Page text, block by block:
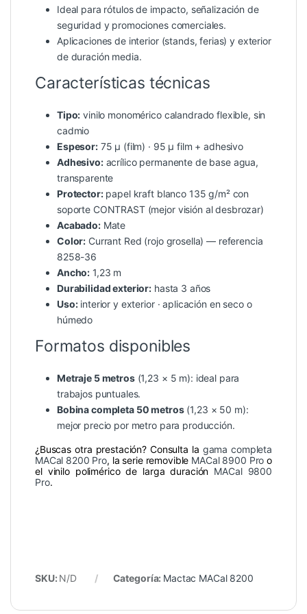
Ideal para rótulos de impacto, señalización de
seguridad y promociones comerciales.
Aplicaciones de interior (stands, ferias) y exterior
de duración media.
Características técnicas
Tipo: vinilo monomérico calandrado flexible, sin
cadmio
Espesor:75 µ (film) · 95 µ film + adhesivo
Adhesivo:acrílico permanente de base agua,
transparente
Protector:papel kraft blanco 135 g/m² con
soporte CONTRAST (mejor visión al desbrozar)
Acabado:Mate
Color: Currant Red (rojo grosella) — referencia
8258-36
Ancho: 1,23 m
Durabilidad exterior: hasta 3 años
Uso:interior y exterior · aplicación en seco o
húmedo
Formatos disponibles
Metraje 5 metros(1,23 × 5 m): ideal para
trabajos puntuales.
Bobina completa 50 metros(1,23 × 50 m):
mejor precio por metro para producción.
¿Buscas otra prestación? Consulta la gama completa
MACal 8200 Pro, la serie removible MACal 8900 Pro o
el vinilo polimérico de larga duración MACal 9800
Pro.
SKU: N/D Categoría: Mactac MACal 8200